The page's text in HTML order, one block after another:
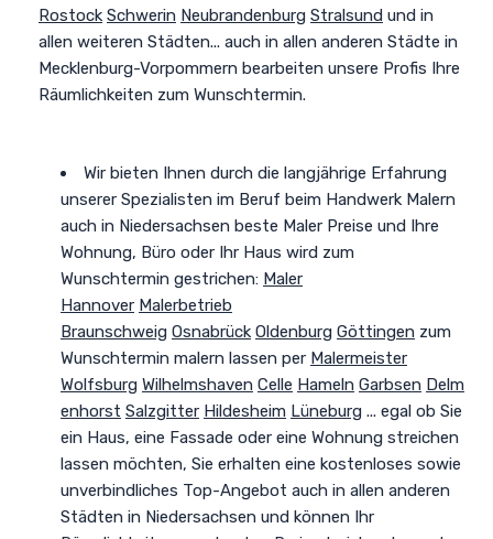
Rostock Schwerin Neubrandenburg Stralsund und in
allen weiteren Städten... auch in allen anderen Städte in
Mecklenburg-Vorpommern bearbeiten unsere Profis Ihre
Räumlichkeiten zum Wunschtermin.
Wir bieten Ihnen durch die langjährige Erfahrung
unserer Spezialisten im Beruf beim Handwerk Malern
auch in Niedersachsen beste Maler Preise und Ihre
Wohnung, Büro oder Ihr Haus wird zum
Wunschtermin gestrichen: Maler
Hannover Malerbetrieb
Braunschweig Osnabrück Oldenburg Göttingen zum
Wunschtermin malern lassen per Malermeister
Wolfsburg Wilhelmshaven Celle Hameln Garbsen Delm
enhorst Salzgitter Hildesheim Lüneburg ... egal ob Sie
ein Haus, eine Fassade oder eine Wohnung streichen
lassen möchten, Sie erhalten eine kostenloses sowie
unverbindliches Top-Angebot auch in allen anderen
Städten in Niedersachsen und können Ihr